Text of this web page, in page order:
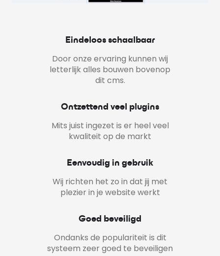
Eindeloos schaalbaar
Door onze ervaring kunnen wij
letterlijk alles bouwen bovenop
dit cms.
Ontzettend veel plugins
Mits juist ingezet is er heel veel
kwaliteit op de markt
Eenvoudig in gebruik
Wij richten het zo in dat jij met
plezier in je website werkt
Goed beveiligd
Ondanks de populariteit is dit
systeem zeer goed te beveiligen